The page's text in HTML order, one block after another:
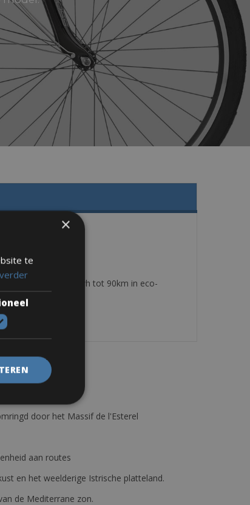
Bosch motor 300 wh tot 90km in eco-
door het Massif de l'Esterel
aan routes
en het weelderige Istrische platteland.
de Mediterrane zon.
×
te